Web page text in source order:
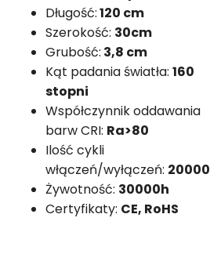
Długość:120 cm
Szerokość: 30cm
Grubość: 3,8 cm
Kąt padania światła: 160
stopni
Współczynnik oddawania
barw CRI: Ra>80
Ilość cykli
włączeń/wyłączeń: 20000
Żywotność: 30000h
Certyfikaty: CE, RoHS